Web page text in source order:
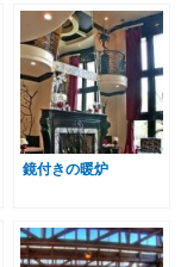
鏡付きの暖炉